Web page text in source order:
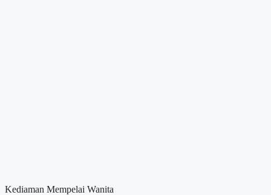
Kediaman Mempelai Wanita